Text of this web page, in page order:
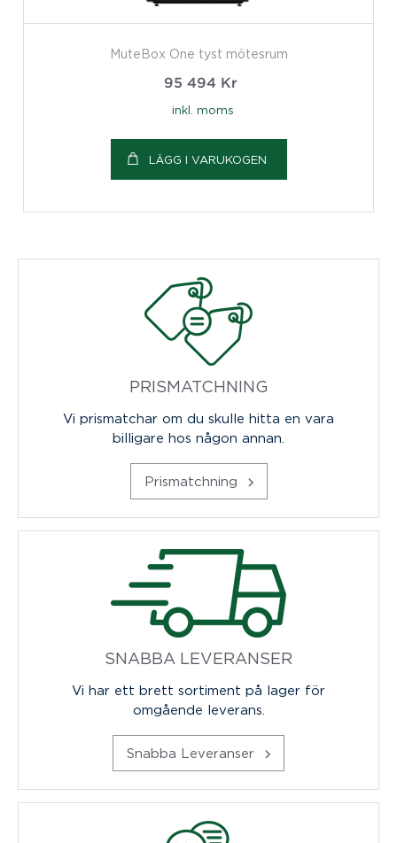
MuteBox One tyst mötesrum
95 494 Kr
inkl. moms
LÄGG I VARUKOGEN
PRISMATCHNING
Vi prismatchar om du skulle hitta en vara
billigare hos någon annan.
Prismatchning
SNABBA LEVERANSER
Vi har ett brett sortiment på lager för
omgående leverans.
Snabba Leveranser